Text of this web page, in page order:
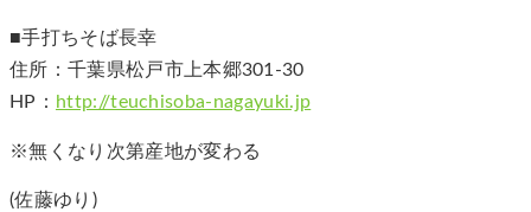
■手打ちそば長幸
住所：千葉県松戸市上本郷301-30
HP： http://teuchisoba-nagayuki.jp
※無くなり次第産地が変わる
(佐藤ゆり)